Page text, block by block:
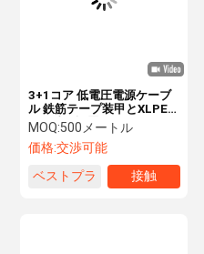
3+1コア 低電圧電源ケーブ
ル 鉄筋テープ装甲とXLPE保
温用地下設置用
3x150+70mm2
MOQ:500メートル
価格:交渉可能
ベストプラ
接触